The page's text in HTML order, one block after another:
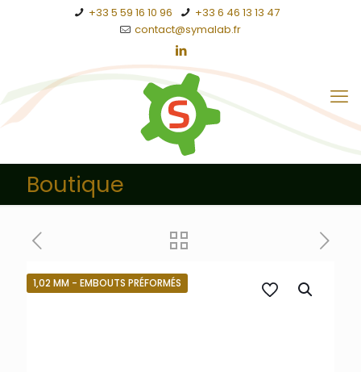
+33 5 59 16 10 96
+33 6 46 13 13 47
contact@symalab.fr
Boutique
1,02 MM - EMBOUTS PRÉFORMÉS